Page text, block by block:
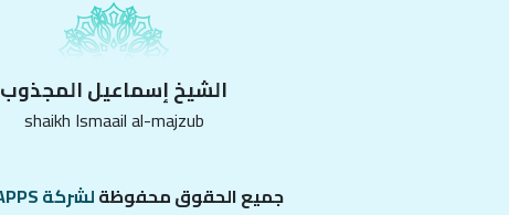
الشيخ إسماعيل المجذوب
shaikh Ismaail al-majzub
جميع الحقوق محفوظةلشركة DOZO APPS